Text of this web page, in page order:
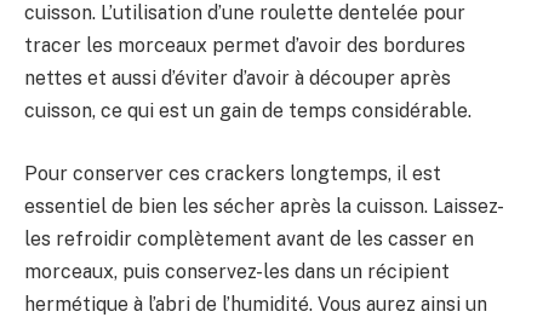
cuisson. L’utilisation d’une roulette dentelée pour
tracer les morceaux permet d’avoir des bordures
nettes et aussi d’éviter d’avoir à découper après
cuisson, ce qui est un gain de temps considérable.
Pour conserver ces crackers longtemps, il est
essentiel de bien les sécher après la cuisson. Laissez-
les refroidir complètement avant de les casser en
morceaux, puis conservez-les dans un récipient
hermétique à l’abri de l’humidité. Vous aurez ainsi un